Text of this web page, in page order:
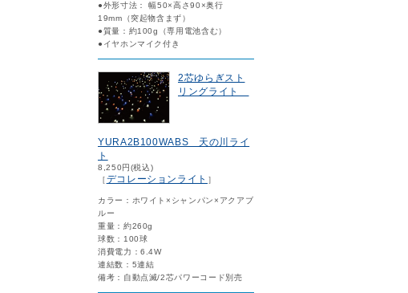
●外形寸法： 幅50×高さ90×奥行
19mm（突起物含まず）
●質量：約100g（専用電池含む）
●イヤホンマイク付き
2芯ゆらぎスト
リングライト
YURA2B100WABS 天の川ライ
ト
8,250円(税込)
［デコレーションライト ］
カラー：ホワイト×シャンパン×アクアブ
ルー
重量：約260g
球数：100球
消費電力：6.4W
連結数：5連結
備考：自動点滅/2芯パワーコード別売